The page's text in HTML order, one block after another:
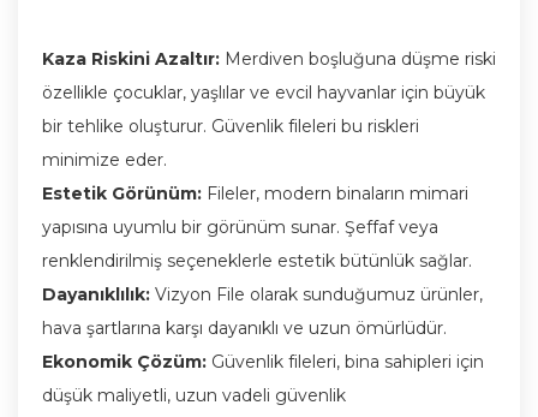
Kaza Riskini Azaltır: Merdiven boşluğuna düşme riski
özellikle çocuklar, yaşlılar ve evcil hayvanlar için büyük
bir tehlike oluşturur. Güvenlik fileleri bu riskleri
minimize eder.
Estetik Görünüm: Fileler, modern binaların mimari
yapısına uyumlu bir görünüm sunar. Şeffaf veya
renklendirilmiş seçeneklerle estetik bütünlük sağlar.
Dayanıklılık: Vizyon File olarak sunduğumuz ürünler,
hava şartlarına karşı dayanıklı ve uzun ömürlüdür.
Ekonomik Çözüm: Güvenlik fileleri, bina sahipleri için
düşük maliyetli, uzun vadeli güvenlik